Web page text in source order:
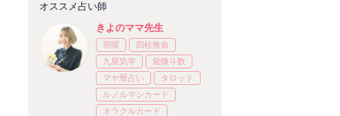
オススメ占い師
きよのママ先生
宿曜
四柱推命
九星気学
紫微斗数
マヤ暦占い
タロット
ルノルマンカード
オラクルカード